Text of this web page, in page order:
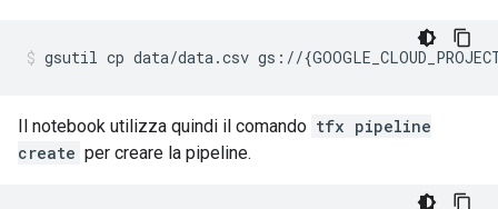
gsutil cp data/data.csv gs://{
Il notebook utilizza quindi il comando tfx pipeline
create per creare la pipeline.